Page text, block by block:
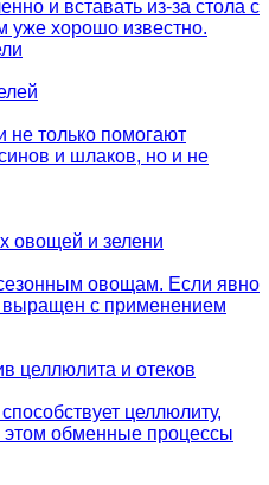
и вставать из-за стола с
уже хорошо известно.
не только помогают
и шлаков, но и не
овощей и зелени
овощам. Если явно
выращен с применением
целлюлита и отеков
целлюлиту,
обменные процессы